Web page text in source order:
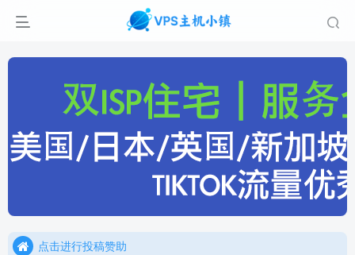
点击加入官方TG频道/聊天群
点击进行投稿赞助